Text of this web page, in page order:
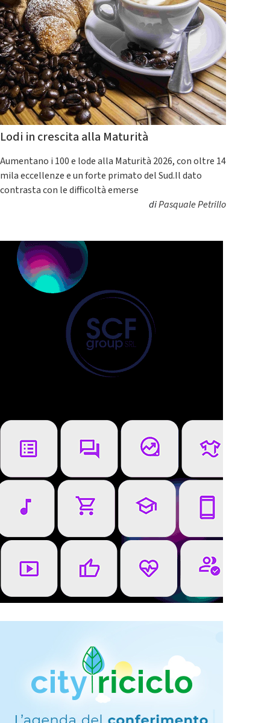
Lodi in crescita alla Maturità
Aumentano i 100 e lode alla Maturità 2026, con oltre 14
mila eccellenze e un forte primato del Sud.Il dato
contrasta con le difficoltà emerse
diPasquale Petrillo